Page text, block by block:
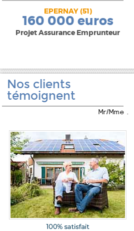
EPERNAY (51)
160 000 euros
Projet Assurance Emprunteur
240 000 euros
Nos clients
témoignent
Mr/Mme .